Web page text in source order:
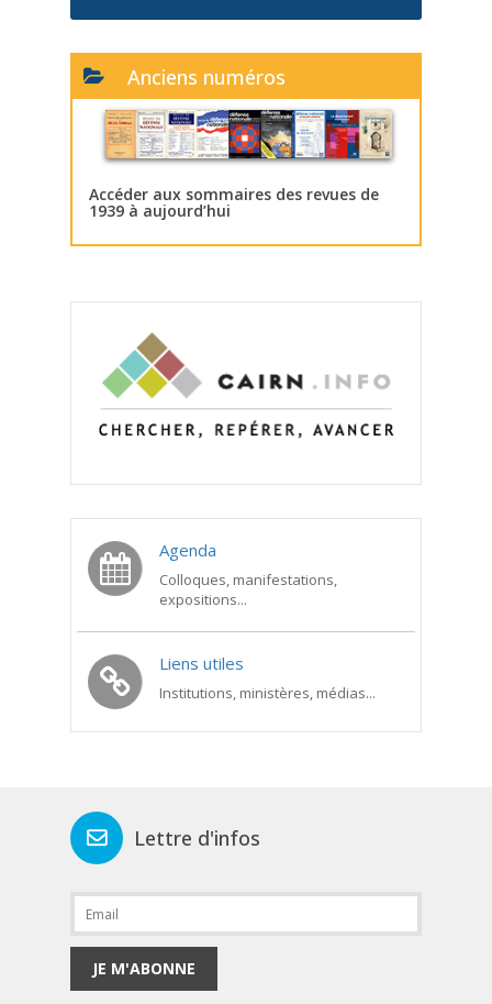
Anciens numéros
Accéder aux sommaires des revues de
1939 à aujourd’hui
Agenda
Colloques, manifestations,
expositions...
Liens utiles
Institutions, ministères, médias...
Lettre d'infos
JE M'ABONNE